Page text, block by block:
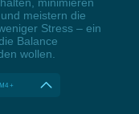
minimieren
meistern die
Stress – ein
Balance
wollen.
+